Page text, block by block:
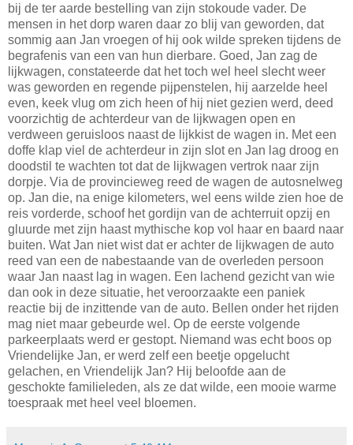
bij de ter aarde bestelling van zijn stokoude vader. De
mensen in het dorp waren daar zo blij van geworden, dat
sommig aan Jan vroegen of hij ook wilde spreken tijdens de
begrafenis van een van hun dierbare. Goed, Jan zag de
lijkwagen, constateerde dat het toch wel heel slecht weer
was geworden en regende pijpenstelen, hij aarzelde heel
even, keek vlug om zich heen of hij niet gezien werd, deed
voorzichtig de achterdeur van de lijkwagen open en
verdween geruisloos naast de lijkkist de wagen in. Met een
doffe klap viel de achterdeur in zijn slot en Jan lag droog en
doodstil te wachten tot dat de lijkwagen vertrok naar zijn
dorpje. Via de provincieweg reed de wagen de autosnelweg
op. Jan die, na enige kilometers, wel eens wilde zien hoe de
reis vorderde, schoof het gordijn van de achterruit opzij en
gluurde met zijn haast mythische kop vol haar en baard naar
buiten. Wat Jan niet wist dat er achter de lijkwagen de auto
reed van een de nabestaande van de overleden persoon
waar Jan naast lag in wagen. Een lachend gezicht van wie
dan ook in deze situatie, het veroorzaakte een paniek
reactie bij de inzittende van de auto. Bellen onder het rijden
mag niet maar gebeurde wel. Op de eerste volgende
parkeerplaats werd er gestopt. Niemand was echt boos op
Vriendelijke Jan, er werd zelf een beetje opgelucht
gelachen, en Vriendelijk Jan? Hij beloofde aan de
geschokte familieleden, als ze dat wilde, een mooie warme
toespraak met heel veel bloemen.